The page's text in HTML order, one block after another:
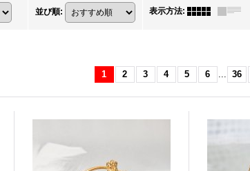
並び順: 表示方法:
1 2 3 4 5 6 ... 36